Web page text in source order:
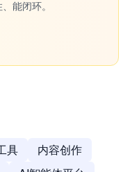
能闭环。
具
内容创作